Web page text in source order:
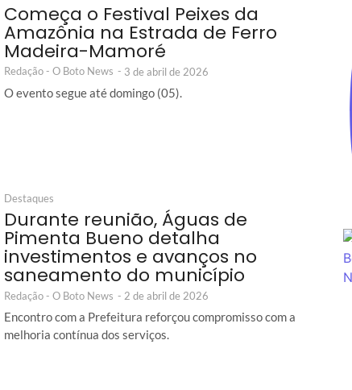
Começa o Festival Peixes da
Amazônia na Estrada de Ferro
Madeira-Mamoré
Redação - O Boto News - 3 de abril de 2026
O evento segue até domingo (05).
Destaques
Durante reunião, Águas de
Pimenta Bueno detalha
investimentos e avanços no
saneamento do município
Redação - O Boto News - 2 de abril de 2026
Encontro com a Prefeitura reforçou compromisso com a
melhoria contínua dos serviços.